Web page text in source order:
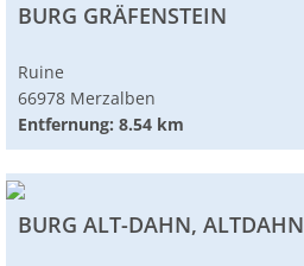
BURG GRÄFENSTEIN
Ruine
66978 Merzalben
Entfernung: 8.54 km
BURG ALT-DAHN, ALTDAHN